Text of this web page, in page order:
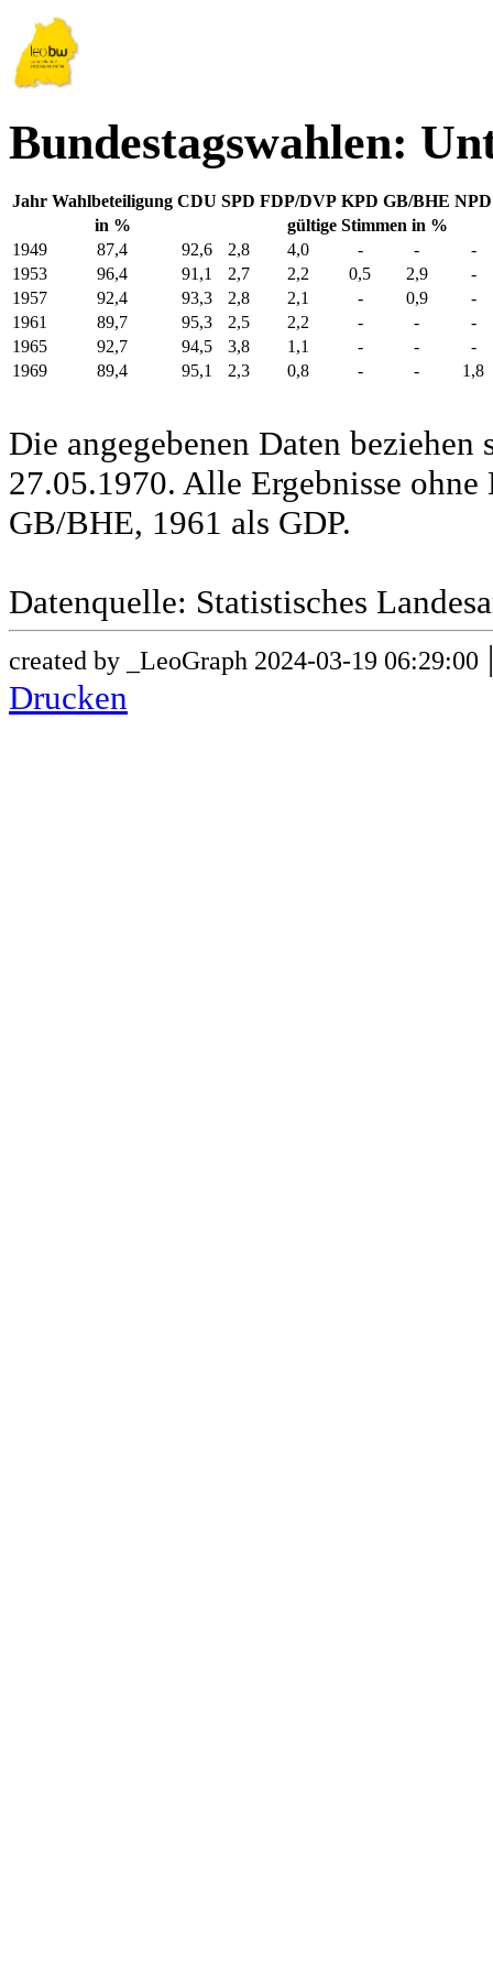
Bundestagswahlen:
Jahr Wahlbeteiligung CDU SPD FDP/DVP KPD GB/BHE NPD
in %
gültige Stimmen in %
1949
87,4 92,6 2,8 4,0 - -
-
1953
96,4 91,1 2,7 2,2 0,5 2,9
-
1957
92,4 93,3 2,8 2,1 - 0,9
-
1961
89,7 95,3 2,5 2,2 - -
-
1965
92,7 94,5 3,8 1,1 - -
-
1969
89,4 95,1 2,3 0,8 - - 1,8
Die angegebenen Daten
27.05.1970. Alle Ergebnisse
GB/BHE, 1961 als GDP.
Datenquelle: Statistisches
created by _LeoGraph 2024-03-19 06:29:00
Drucken